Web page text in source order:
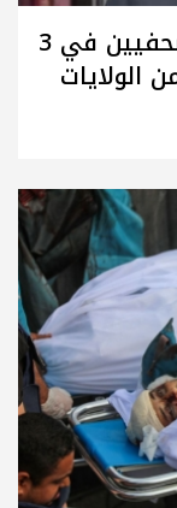
دلياني: الاحتلال يغتال ستة صحفيين في 3
الولايات